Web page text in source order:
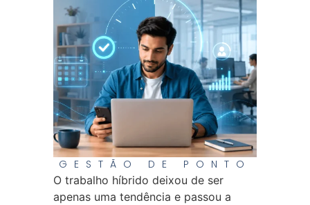
GESTÃO DE PONTO
O trabalho híbrido deixou de ser
apenas uma tendência e passou a